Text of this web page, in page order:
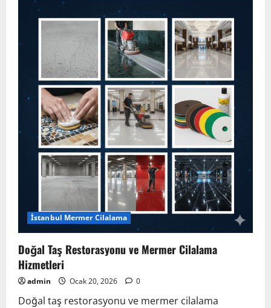
ve
Profesyonel
Cilalama
Hizmetleri
İstanbul Mermer Cilalama
Doğal Taş Restorasyonu ve Mermer Cilalama
Hizmetleri
admin Ocak 20, 2026 0
Doğal taş restorasyonu ve mermer cilalama